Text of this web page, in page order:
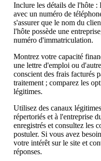
Inclure les détails de l'hôte :
avec un numéro de
s'assurer que le nom du
l'hôte possède une
numéro d'immatriculation.
Montrez votre capacité
une lettre d'emploi ou
conscient des frais facturés
traitement ; comparez les
légitimes.
Utilisez des canaux
répertoriés et à l'entreprise
enregistrés et consultez les
postuler. Si vous avez
votre intérêt sur le site et
réponses.